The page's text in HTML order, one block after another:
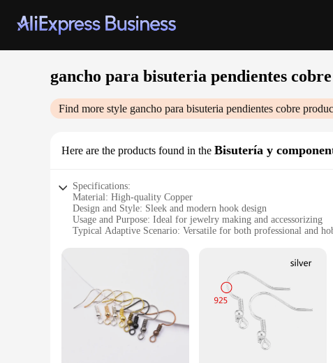
gancho para bisuteria pendientes cobre
Find more style gancho para bisuteria pendientes cobre
Here are the products found in the Bisutería y
Specifications:
Material: High-quality Copper
Design and Style: Sleek and modern hook design
Usage and Purpose: Ideal for jewelry making and accessorizing
Typical Adaptive Scenario: Versatile for both professional and
|Wholesale|Vendors|
**Elegant Craftsmanship for Your Jewelry Creations**
The gancho para bisuteria pendientes cobre is a testament to
pieces. Its sleek and modern design ensures that it blends
earrings, necklaces, or bracelets, this hook's adaptability allows